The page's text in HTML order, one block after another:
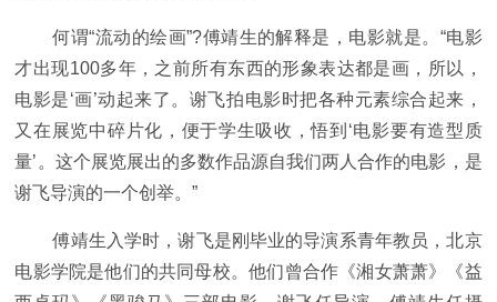
何谓“流动的绘画”?傅靖生的解释是，电影就是。“电影
才出现100多年，之前所有东西的形象表达都是画，所以，
电影是‘画’动起来了。谢飞拍电影时把各种元素综合起来，
又在展览中碎片化，便于学生吸收，悟到‘电影要有造型质
量’。这个展览展出的多数作品源自我们两人合作的电影，是
谢飞导演的一个创举。”
傅靖生入学时，谢飞是刚毕业的导演系青年教员，北京
电影学院是他们的共同母校。他们曾合作《湘女萧萧》《益